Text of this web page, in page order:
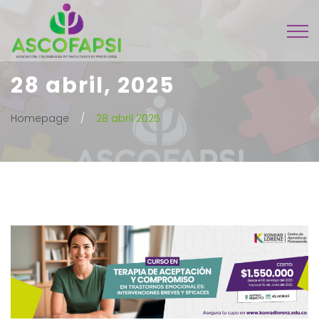
28 abril, 2025
Homepage 28 abril 2025